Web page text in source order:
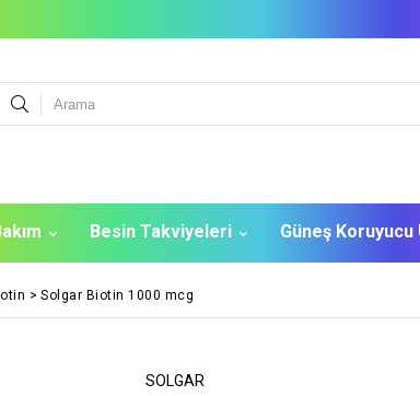
Besin Takviyeleri Güneş Koruyucu
> Solgar Biotin 1000 mcg
SOLGAR